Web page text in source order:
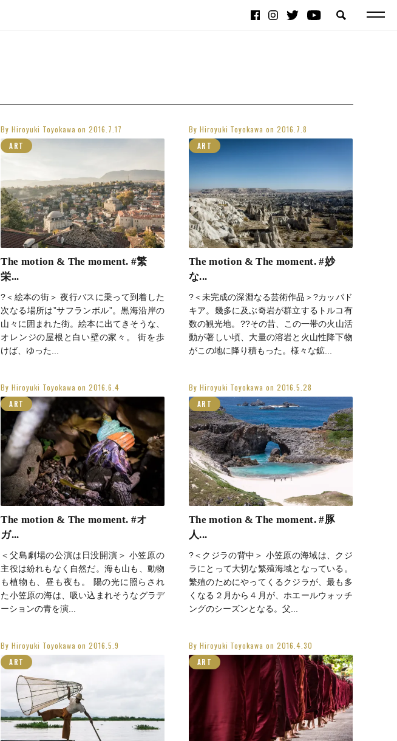
ByHiroyuki Toyokawa on2016.7.17
ART
The motion & The moment. #繁
栄...
?＜絵本の街＞ 夜行バスに乗って到着した
次なる場所は”サフランボル”。黒海沿岸の
山々に囲まれた街。絵本に出てきそうな、
オレンジの屋根と白い壁の家々。 街を歩
けば、ゆった...
By Hiroyuki Toyokawa on2016.7.8
ART
The motion & The moment. #妙
な...
?＜未完成の深淵なる芸術作品＞?カッパド
キア。幾多に及ぶ奇岩が群立するトルコ有
数の観光地。??その昔、この一帯の火山活
動が著しい頃、大量の溶岩と火山性降下物
がこの地に降り積もった。様々な鉱...
ByHiroyuki Toyokawa on2016.6.4
ART
The motion & The moment. #オ
ガ...
＜父島劇場の公演は日没開演＞ 小笠原の
主役は紛れもなく自然だ。海も山も、動物
も植物も、昼も夜も。 陽の光に照らされ
た小笠原の海は、吸い込まれそうなグラデ
ーションの青を演...
By Hiroyuki Toyokawa on2016.5.28
ART
The motion & The moment. #豚
人...
?＜クジラの背中＞ 小笠原の海域は、クジ
ラにとって大切な繁殖海域となっている。
繁殖のためにやってくるクジラが、最も多
くなる２月から４月が、ホエールウォッチ
ングのシーズンとなる。父...
ByHiroyuki Toyokawa on2016.5.9
ART
By Hiroyuki Toyokawa on2016.4.30
ART